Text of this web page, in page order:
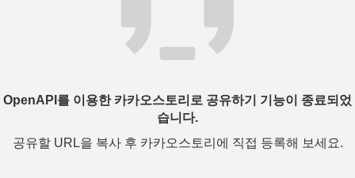
OpenAPI를 이용한 카카오스토리로 공유하기 기능이 종료되었
습니다.
공유할 URL을 복사 후 카카오스토리에 직접 등록해 보세요.